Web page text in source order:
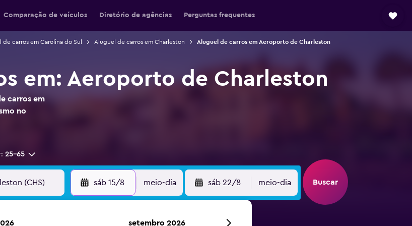
Comparação de veículos Diretório de agências Perguntas frequentes
de carros em Carolina do Sul Aluguel de carros em Charleston Aluguel de carros em Aeroporto de Charleston
em: Aeroporto de Charleston
carros em
no
25-65
sáb 15/8 meio-dia sáb 22/8 meio-dia Buscar
setembro 2026